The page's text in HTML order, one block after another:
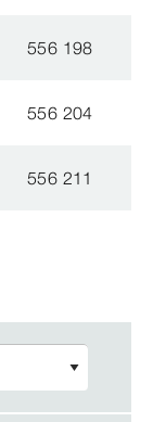
556 198
556 204
556 211